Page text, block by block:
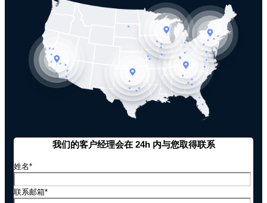
我们的客户经理会在 24h 内与您取得联系
姓名*
联系邮箱*